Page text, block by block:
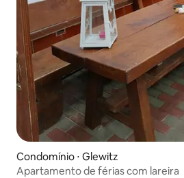
Condomínio ⋅ Glewitz
Apartamento de férias com lareira